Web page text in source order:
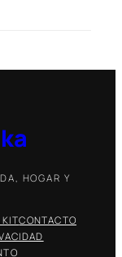
HOGAR Y
KITCONTACTO